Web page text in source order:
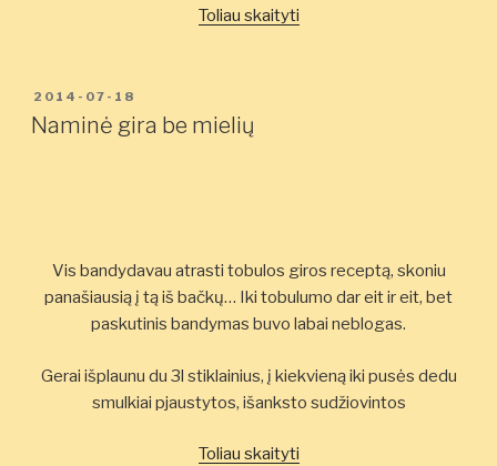
Toliau skaityti„Obuolių
PASKELBTA
2014-07-18
Naminė gira be mielių
Vis bandydavau atrasti tobulos giros receptą, skoniu
panašiausią į tą iš bačkų… Iki tobulumo dar eit ir eit, bet
paskutinis bandymas buvo labai neblogas.
Gerai išplaunu du 3l stiklainius, į kiekvieną iki pusės dedu
smulkiai pjaustytos, išanksto sudžiovintos
Toliau skaityti„Naminė